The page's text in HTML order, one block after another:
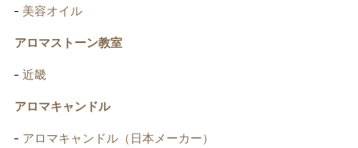
美容オイル
アロマストーン教室
近畿
アロマキャンドル
アロマキャンドル（日本メーカー）